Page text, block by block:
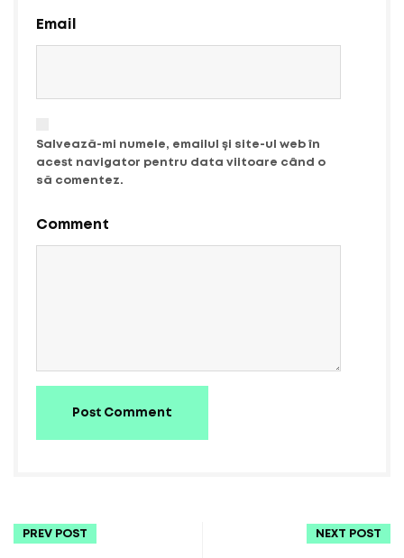
Email
Salvează-mi numele, emailul și site-ul web în
acest navigator pentru data viitoare când o
să comentez.
Comment
Post Comment
PREV POST NEXT POST